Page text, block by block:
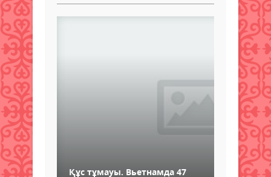
Құс тұмауы. Вьетнамда 47